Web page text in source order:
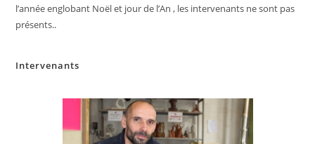
l’année englobant Noël et jour de l’An , les intervenants ne sont pas
présents..
Intervenants